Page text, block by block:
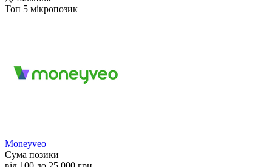
Топ 5 мікропозик
Moneyveo
Сума позики